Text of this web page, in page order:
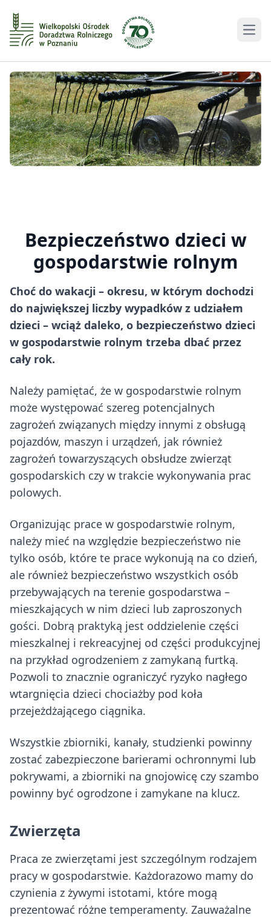
Bezpieczeństwo dzieci w
gospodarstwie rolnym
Choć do wakacji – okresu, w którym dochodzi
do największej liczby wypadków z udziałem
dzieci – wciąż daleko, o bezpieczeństwo dzieci
w gospodarstwie rolnym trzeba dbać przez
cały rok.
Należy pamiętać, że w gospodarstwie rolnym
może występować szereg potencjalnych
zagrożeń związanych między innymi z obsługą
pojazdów, maszyn i urządzeń, jak również
zagrożeń towarzyszących obsłudze zwierząt
gospodarskich czy w trakcie wykonywania prac
polowych.
Organizując prace w gospodarstwie rolnym,
należy mieć na względzie bezpieczeństwo nie
tylko osób, które te prace wykonują na co dzień,
ale również bezpieczeństwo wszystkich osób
przebywających na terenie gospodarstwa –
mieszkających w nim dzieci lub zaproszonych
gości. Dobrą praktyką jest oddzielenie części
mieszkalnej i rekreacyjnej od części produkcyjnej
na przykład ogrodzeniem z zamykaną furtką.
Pozwoli to znacznie ograniczyć ryzyko nagłego
wtargnięcia dzieci chociażby pod koła
przejeżdżającego ciągnika.
Wszystkie zbiorniki, kanały, studzienki powinny
zostać zabezpieczone barierami ochronnymi lub
pokrywami, a zbiorniki na gnojowicę czy szambo
powinny być ogrodzone i zamykane na klucz.
Zwierzęta
Praca ze zwierzętami jest szczególnym rodzajem
pracy w gospodarstwie. Każdorazowo mamy do
czynienia z żywymi istotami, które mogą
prezentować różne temperamenty. Zauważalne